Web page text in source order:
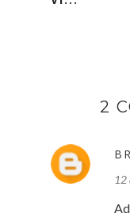
2
12